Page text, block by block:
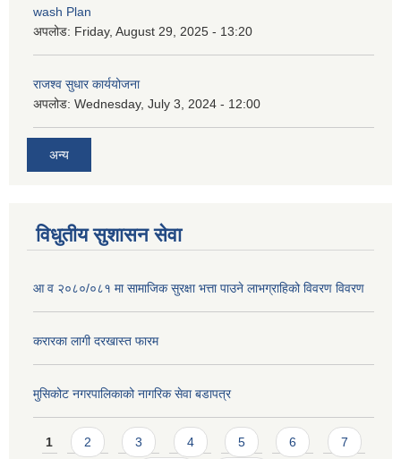
wash Plan
अपलोड: Friday, August 29, 2025 - 13:20
राजश्व सुधार कार्ययोजना
अपलोड: Wednesday, July 3, 2024 - 12:00
अन्य
विधुतीय सुशासन सेवा
आ व २०८०/०८१ मा सामाजिक सुरक्षा भत्ता पाउने लाभग्राहिको विवरण विवरण
करारका लागी दरखास्त फारम
मुसिकोट नगरपालिकाको नागरिक सेवा बडापत्र
Pages
1 2 3 4 5 6 7